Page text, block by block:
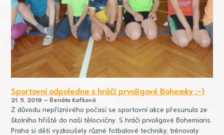
Sportovní odpoledne s hráči prvoligové Bohemky :-)
21. 5. 2019 – Renáta Kafková
Z důvodu nepříznivého počasí se sportovní akce přesunula ze
školního hřiště do naší tělocvičny. S hráči prvoligové Bohemians
Praha si děti vyzkoušely různé fotbalové techniky, trénovaly